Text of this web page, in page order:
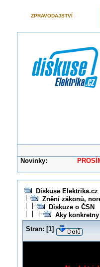
ZPRAVODAJSTVÍ
Novinky: PROSÍME
Diskuse Elektrika.cz
Znění zákonů,
Diskuze o ČSN
Aky
Stran: [1]